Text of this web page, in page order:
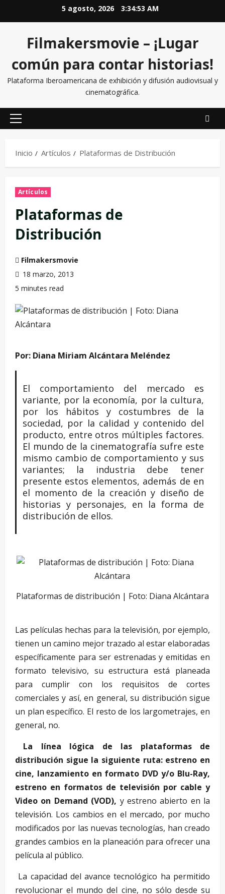
5 agosto, 2026 3:34:54 AM
Filmakersmovie – ¡Lugar
común para contar historias!
Plataforma Iberoamericana de exhibición y difusión audiovisual y
cinematográfica.
Inicio Artículos Plataformas de Distribución
Artículos
Plataformas de
Distribución
Filmakersmovie
18 marzo, 2013
5 minutes read
Por: Diana Miriam Alcántara Meléndez
El comportamiento del mercado es
variante, por la economía, por la cultura,
por los hábitos y costumbres de la
sociedad, por la calidad y contenido del
producto, entre otros múltiples factores.
El mundo de la cinematografía sufre este
mismo cambio de comportamiento y sus
variantes; la industria debe tener
presente estos elementos, además de en
el momento de la creación y diseño de
historias y personajes, en la forma de
distribución de ellos.
Plataformas de distribución | Foto: Diana Alcántara
Las películas hechas para la televisión, por ejemplo,
tienen un camino mejor trazado al estar elaboradas
específicamente para ser estrenadas y emitidas en
formato televisivo, su estructura está planeada
para cumplir con los requisitos de cortes
comerciales y así, en general, su distribución sigue
un plan específico. El resto de los largometrajes, en
general, no.
La línea lógica de las plataformas de
distribución sigue la siguiente ruta: estreno en
cine, lanzamiento en formato DVD y/o Blu-Ray,
estreno en formatos de televisión por cable y
Video on Demand (VOD), y estreno abierto en la
televisión. Los cambios en el mercado, por mucho
modificados por las nuevas tecnologías, han creado
grandes cambios en la planeación para ofrecer una
película al público.
La capacidad del avance tecnológico ha permitido
revolucionar el mundo del cine, no sólo desde su